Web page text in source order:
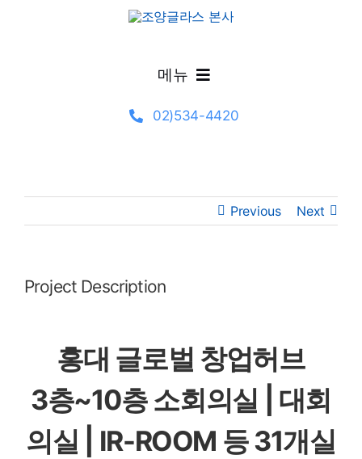
메뉴
글라스 선택·기술 가이드
설계자료
02)534-4420
Previous Next
Project Description
홍대 글로벌 창업허브
3층~10층 소회의실 | 대회
의실 | IR-ROOM 등 31개실